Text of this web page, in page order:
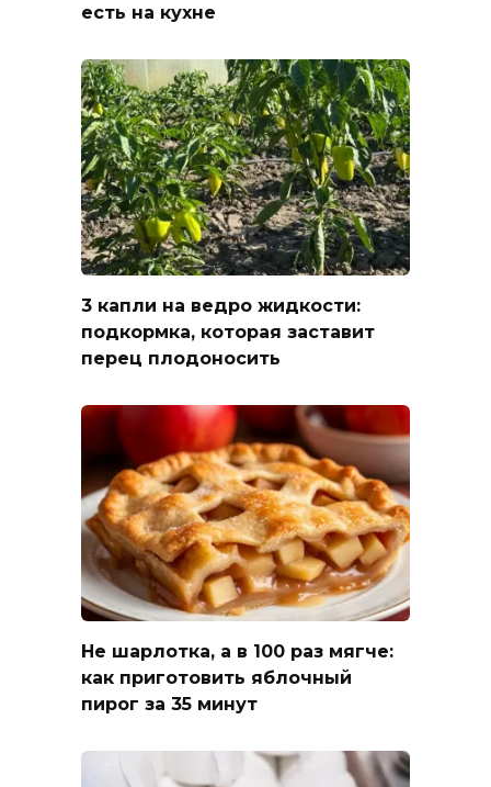
есть на кухне
3 капли на ведро жидкости:
подкормка, которая заставит
перец плодоносить
Не шарлотка, а в 100 раз мягче:
как приготовить яблочный
пирог за 35 минут